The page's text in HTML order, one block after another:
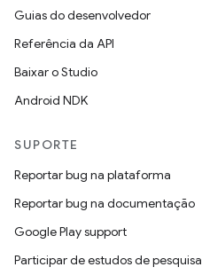
Guias do desenvolvedor
Referência da API
Baixar o Studio
Android NDK
SUPORTE
Reportar bug na plataforma
Reportar bug na documentação
Google Play support
Participar de estudos de pesquisa